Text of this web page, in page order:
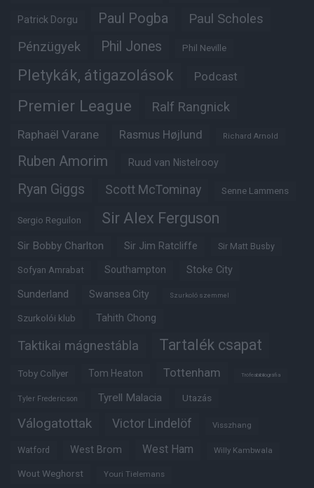
Patrick Dorgu Paul Pogba Paul Scholes
Pénzügyek Phil Jones Phil Neville
Pletykák, átigazolások Podcast
Premier League Ralf Rangnick
Raphaël Varane Rasmus Højlund Richard Arnold
Ruben Amorim Ruud van Nistelrooy
Ryan Giggs Scott McTominay Senne Lammens
Sergio Reguilon Sir Alex Ferguson
Sir Bobby Charlton Sir Jim Ratcliffe Sir Matt Busby
Sofyan Amrabat Southampton Stoke City
Sunderland Swansea City Szurkoló szemmel
Szurkolói klub Tahith Chong
Taktikai mágnestábla Tartalék csapat
Toby Collyer Tom Heaton Tottenham Trófeabibliográfia
Tyler Fredericson Tyrell Malacia Utazás
Válogatottak Victor Lindelöf Visszhang
Watford West Brom West Ham Willy Kambwala
Wout Weghorst Youri Tielemans